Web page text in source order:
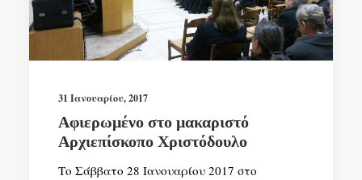
ΕΠΙΚΟΙΝΩΝΙΑ
31 Ιανουαρίου, 2017
Αφιερωμένο στο μακαριστό
Αρχιεπίσκοπο Χριστόδουλο
Το Σάββατο 28 Ιανουαρίου 2017 στο